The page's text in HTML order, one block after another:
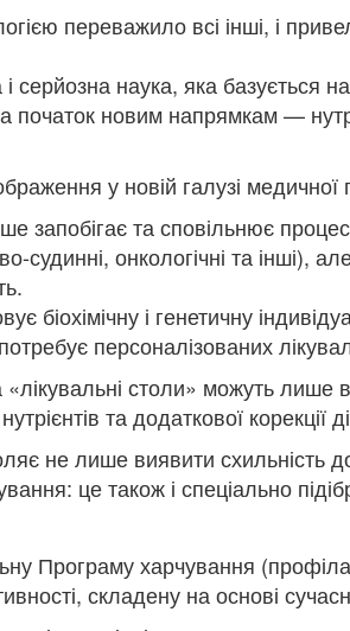
переважило всі інші, і
наука, яка базується
новим напрямкам —
у новій галузі
запобігає та сповільнює
судинні, онкологічні та інші),
біохімічну і генетичну
персоналізованих
«лікувальні столи» можуть
та додаткової корекції
не лише виявити схильність
це також і спеціально
Програму харчування
складену на основі